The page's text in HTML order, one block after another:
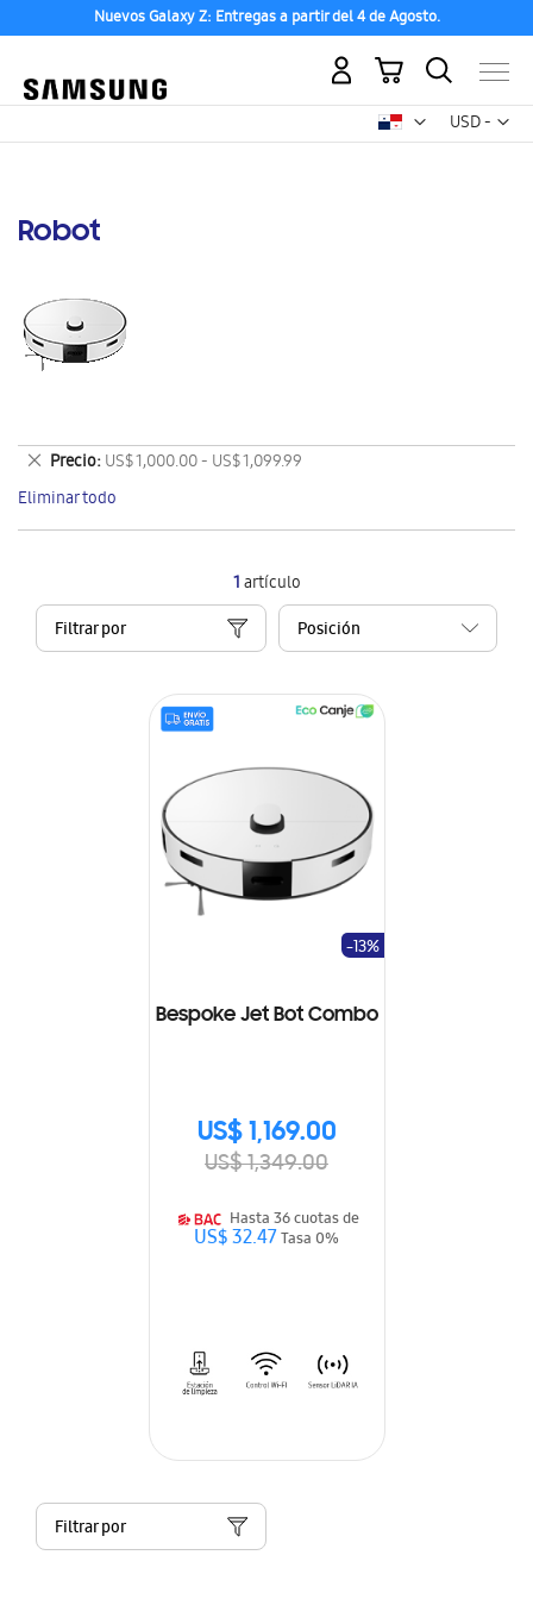
Nuevos Galaxy Z: Entregas a partir del 4 de Agosto.
USD -
dólar
Mi carrito
Robot
1artículo
Filtrar por
Bespoke Jet Bot Combo
US$ 1,169.00
US$ 1,349.00
-13%
Hasta 36 cuotas de
US$ 32.47Tasa 0%
Filtrar por
Precio US$ 1,000.00 - US$ 1,099.99
Eliminar
este
artículo
Eliminar todo